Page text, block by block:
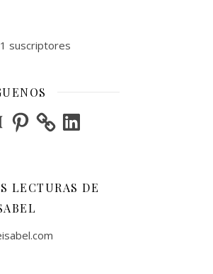
suscriptores
Pinterest LinkedIn
LECTURAS DE